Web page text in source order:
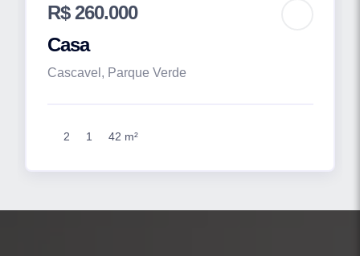
R$ 260.000
Casa
Cascavel, Parque Verde
2 1 42 m²